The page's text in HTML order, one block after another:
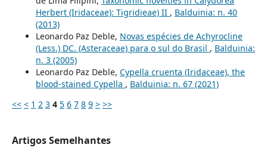
Herbert (Iridaceae): Tigridieae) II , Balduinia: n. 40
(2013)
Leonardo Paz Deble, Novas espécies de Achyrocline
(Less.) DC. (Asteraceae) para o sul do Brasil , Balduinia:
n. 3 (2005)
Leonardo Paz Deble, Cypella cruenta (Iridaceae), the
blood-stained Cypella , Balduinia: n. 67 (2021)
<< < 1 2 3 4 5 6 7 8 9 > >>
Artigos Semelhantes